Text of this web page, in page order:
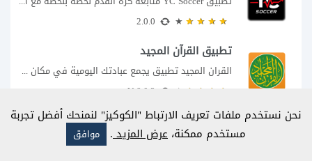
تطبيق القرآن المجيد
القران المجيد تطبيق يجمع عبادتك اليومية في مكان واحد إذا كنت تبحث عن تطبيق...
تحميل تطبيق Fallaka TV
تحميل تطبيق fallakatv اخر اصدار
نحن نستخدم ملفات تعريف الارتباط "الكوكيز" لنمنحك أفضل تجربة
مستخدم ممكنة، عرض المزيد. موافق